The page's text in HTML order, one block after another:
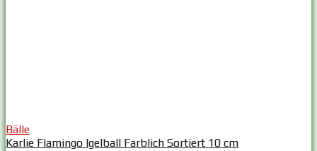
Bälle
Karlie Flamingo Igelball Farblich Sortiert 10 cm